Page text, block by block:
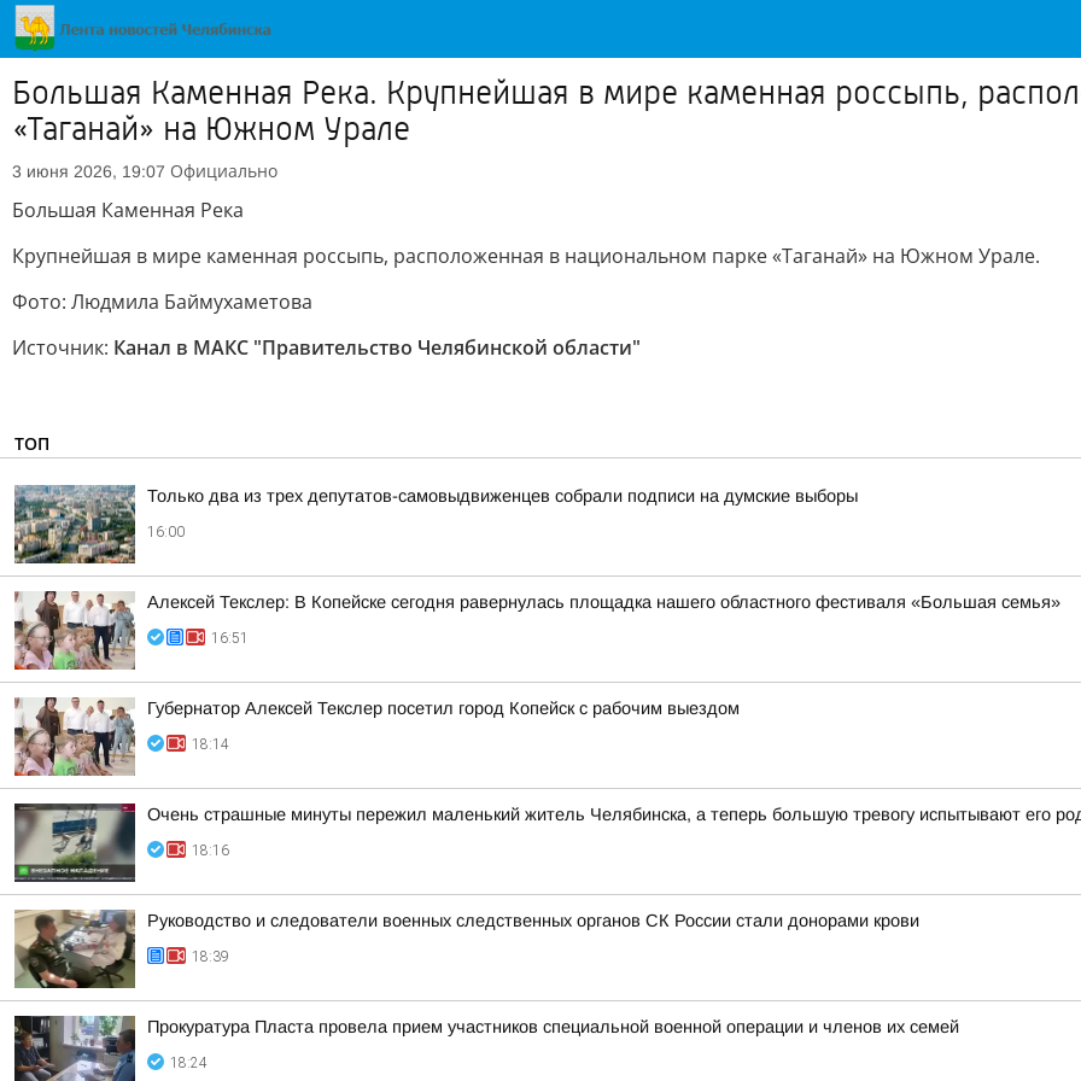
Большая Каменная Река. Крупнейшая в мире каменная россыпь,
«Таганай» на Южном Урале
3 июня 2026, 19:07 Официально
Большая Каменная Река
Крупнейшая в мире каменная россыпь, расположенная в национальном парке «Таганай» на Южном Урале.
Фото: Людмила Баймухаметова
Источник: Канал в МАКС "Правительство Челябинской области"
ТОП
Только два из трех депутатов-самовыдвиженцев собрали подписи на думские выборы
16:00
Алексей Текслер: В Копейске сегодня равернулась площадка нашего областного фестиваля «Большая семья»
16:51
Губернатор Алексей Текслер посетил город Копейск с рабочим выездом
18:14
Очень страшные минуты пережил маленький житель Челябинска, а теперь большую тревогу испытывают его
18:16
Руководство и следователи военных следственных органов СК России стали донорами крови
18:39
Прокуратура Пласта провела прием участников специальной военной операции и членов их семей
18:24